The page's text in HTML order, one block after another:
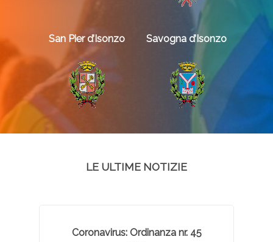
San Pier d’Isonzo Savogna d’Isonzo
LE ULTIME NOTIZIE
Coronavirus: Ordinanza nr. 45
La storia
Sonde
Eventi
Diventa volontario